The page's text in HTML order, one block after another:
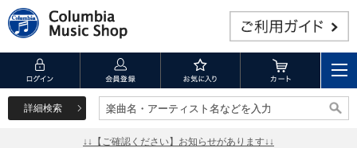
詳細検索 楽曲名・アーティスト名などを入力
楽曲名・アーティスト名などを入力
↓↓【ご確認ください】お知らせがあります↓↓